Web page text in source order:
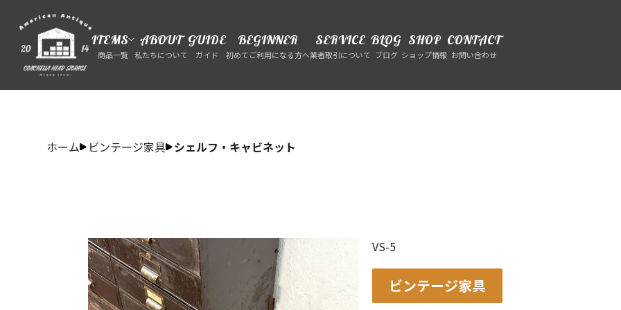
ITEMS
商品一覧
ABOUT
私たちについて
GUIDE
ガイド
BEGINNER
初めてご利用になる方へ
SERVICE
業者取引について
BLOG
ブログ
SHOP
ショップ情報
CONTACT
お問い合わせ
ホーム ビンテージ家具 シェルフ・キャビネット
VS-5
ビンテージ家具